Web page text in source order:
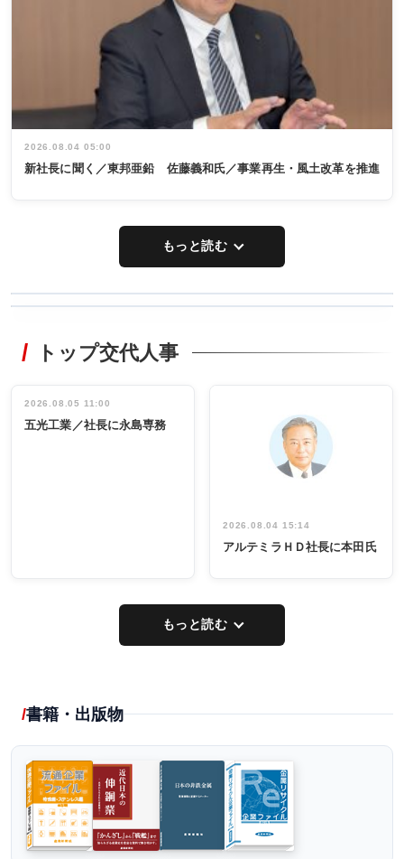
2026.08.04 05:00
新社長に聞く／東邦亜鉛 佐藤義和氏／事業再生・風土改革を推進
もっと読む
非鉄業界で
インタビュ
ー／社内ア
タックトレー
祝う 業界関
係者ら220人
出席
トップ交代人事
2026.08.05 11:00
五光工業／社長に永島専務
2026.08.04 15:14
アルテミラＨＤ社長に本田氏
もっと読む
書籍・出版物